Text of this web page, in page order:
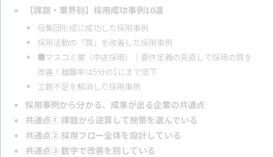
【課題・業界別】採用成功事例10選
母集団形成に成功した採用事例
採用活動の「質」を改善した採用事例
■マスコミ業（中途採用）｜要件定義の見直しで採用の質を
改善！離職率は5分の1にまで低下
工数不足を解消した採用事例
採用事例から分かる、成果が出る企業の共通点
共通点① 課題から逆算して施策を選んでいる
共通点② 採用フロー全体を設計している
共通点③ 数字で改善を回している